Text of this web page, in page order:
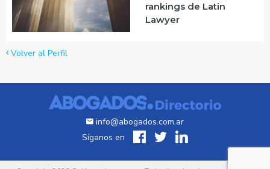
rankings de Latin
Lawyer
Volver al Perfil
info@abogados.com.ar
Síganos en